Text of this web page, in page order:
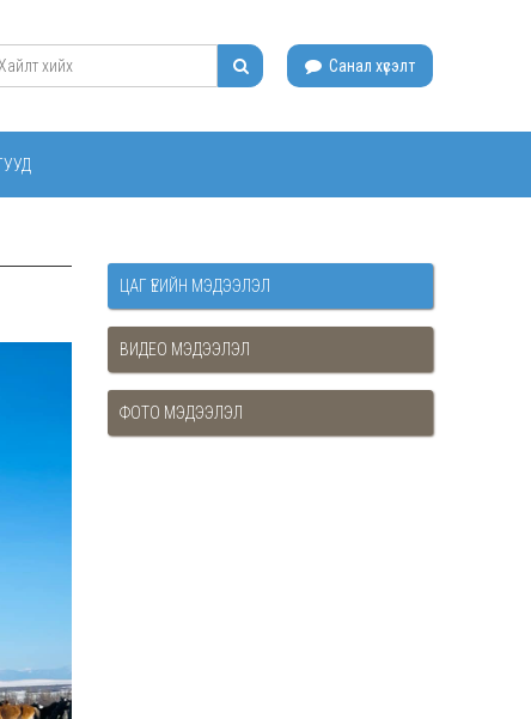
Санал хүсэлт
ЦАГ ҮЕИЙН МЭДЭЭЛЭЛ
ВИДЕО МЭДЭЭЛЭЛ
ФОТО МЭДЭЭЛЭЛ